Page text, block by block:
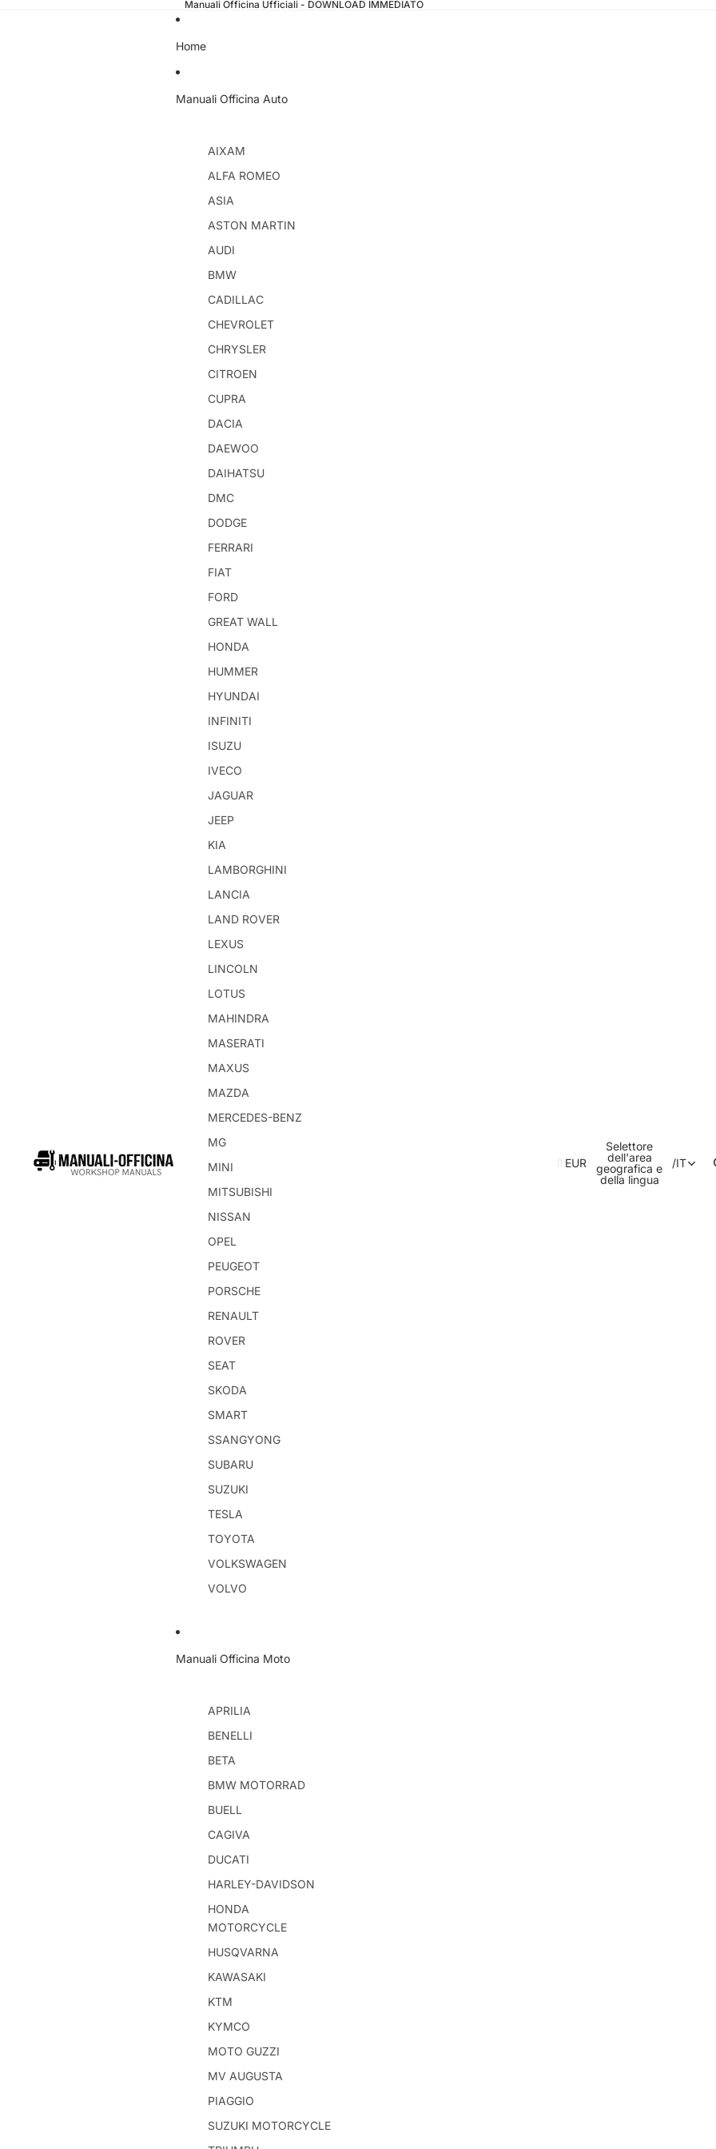
Manuali Officina Ufficiali - DOWNLOAD IMMEDIATO
Home
Manuali Officina Auto
AIXAM
ALFA ROMEO
ASIA
ASTON MARTIN
AUDI
BMW
CADILLAC
CHEVROLET
CHRYSLER
CITROEN
CUPRA
DACIA
DAEWOO
DAIHATSU
DMC
DODGE
FERRARI
FIAT
FORD
GREAT WALL
HONDA
HUMMER
HYUNDAI
INFINITI
ISUZU
IVECO
JAGUAR
JEEP
KIA
LAMBORGHINI
LANCIA
LAND ROVER
LEXUS
LINCOLN
LOTUS
MAHINDRA
MASERATI
MAXUS
MAZDA
MERCEDES-BENZ
MG
MINI
MITSUBISHI
NISSAN
OPEL
PEUGEOT
PORSCHE
RENAULT
ROVER
SEAT
SKODA
SMART
SSANGYONG
SUBARU
SUZUKI
TESLA
TOYOTA
VOLKSWAGEN
VOLVO
Manuali Officina Moto
APRILIA
BENELLI
BETA
BMW MOTORRAD
BUELL
CAGIVA
DUCATI
HARLEY-DAVIDSON
HONDA
MOTORCYCLE
HUSQVARNA
KAWASAKI
KTM
KYMCO
MOTO GUZZI
MV AUGUSTA
PIAGGIO
SUZUKI MOTORCYCLE
EUR
Selettore
dell'area
geografica e
della lingua
/IT